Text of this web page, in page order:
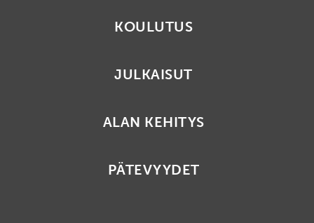
KOULUTUS
JULKAISUT
ALAN KEHITYS
PÄTEVYYDET